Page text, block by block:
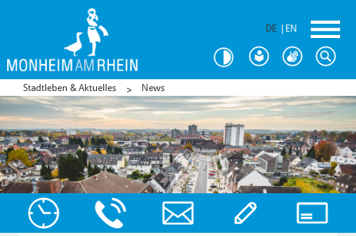
DE EN
Stadtleben & Aktuelles News